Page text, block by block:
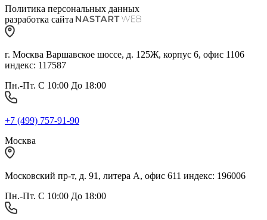
Политика персональных данных
разработка сайта
г. Москва Варшавское шоссе, д. 125Ж, корпус 6, офис 1106
индекс: 117587
Пн.-Пт. С 10:00 До 18:00
+7 (499) 757-91-90
Москва
Московский пр-т, д. 91, литера А, офис 611 индекс: 196006
Пн.-Пт. С 10:00 До 18:00